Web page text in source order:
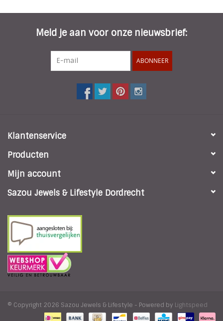
Meld je aan voor onze nieuwsbrief:
ABONNEER
Klantenservice
Producten
Mijn account
Sazou Jewels & Lifestyle Dordrecht
© Copyright 2026 Sazou Jewels & Lifestyle - Powered by Lightspeed